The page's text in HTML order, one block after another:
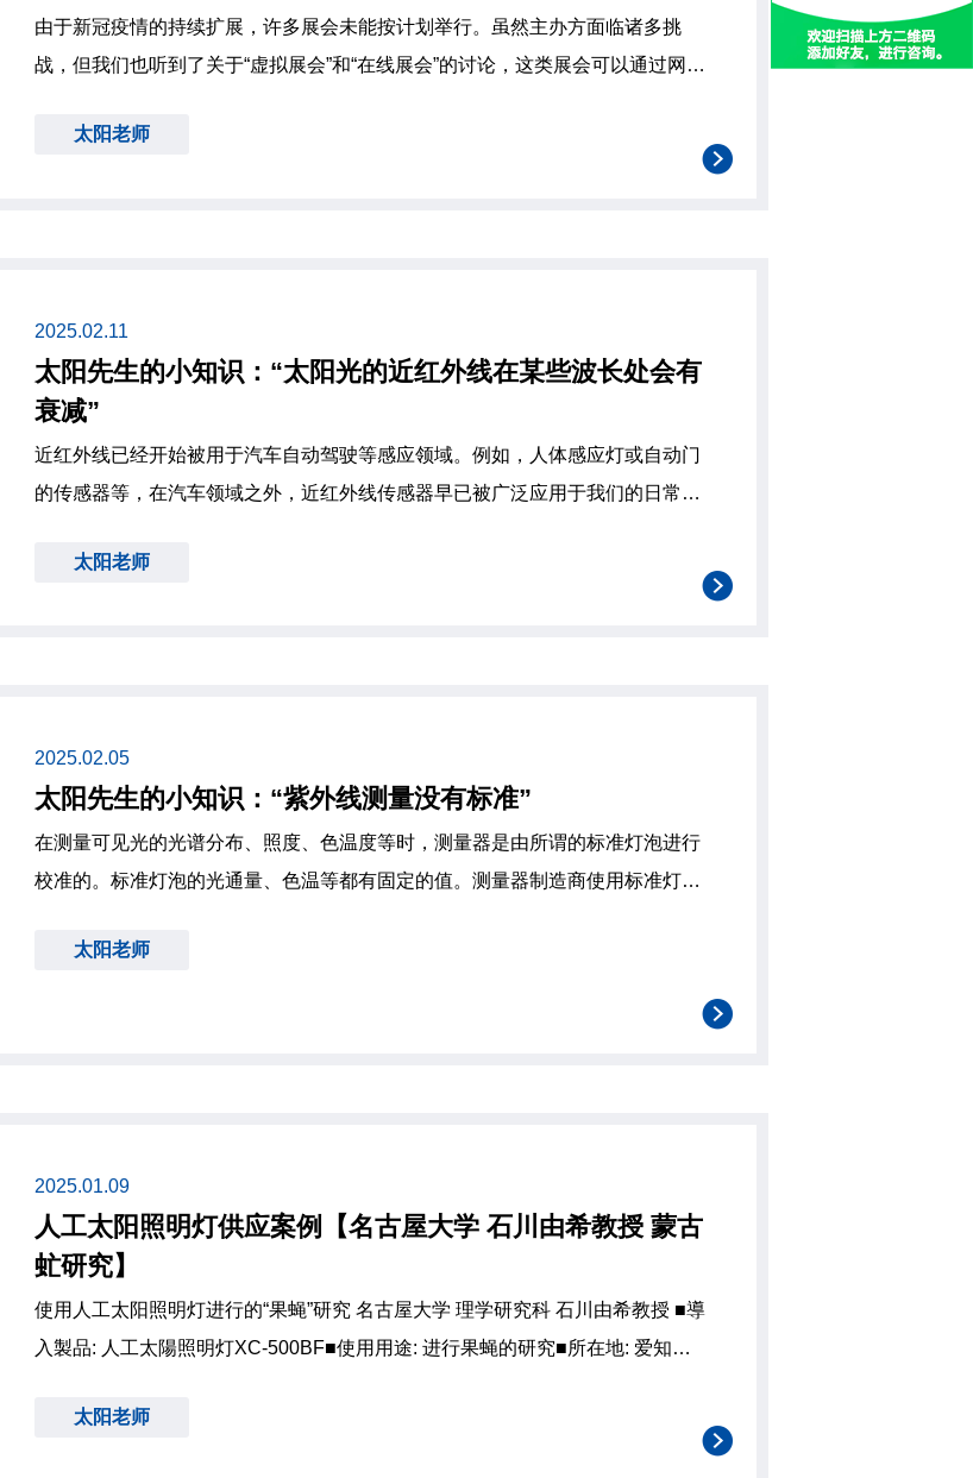
由于新冠疫情的持续扩展，许多展会未能按计划举行。虽然主办方面临诸多挑
战，但我们也听到了关于“虚拟展会”和“在线展会”的讨论，这类展会可以通过网络
的线下展会，虚拟展会在准备、布置和销售支持等方面能大大减少人工成本，而
太阳老师
2025.02.11
太阳先生的小知识：“太阳光的近红外线在某些波长处会有
衰减”
近红外线已经开始被用于汽车自动驾驶等感应领域。例如，人体感应灯或自动门
的传感器等，在汽车领域之外，近红外线传感器早已被广泛应用于我们的日常生
有越来越多的人咨询关于太阳光红外线影响的问题。 在这其中，使用在940纳米
太阳老师
2025.02.05
太阳先生的小知识：“紫外线测量没有标准”
在测量可见光的光谱分布、照度、色温度等时，测量器是由所谓的标准灯泡进行
校准的。标准灯泡的光通量、色温等都有固定的值。测量器制造商使用标准灯泡
值随时间而变化，因此定期将其送回制造商进行校准。而在此过程中，标准仍然
太阳老师
2025.01.09
人工太阳照明灯供应案例【名古屋大学 石川由希教授 蒙古
虻研究】
使用人工太阳照明灯进行的“果蝇”研究 名古屋大学 理学研究科 石川由希教授 ■導
入製品: 人工太陽照明灯XC-500BF■使用用途: 进行果蝇的研究■所在地: 爱知县
下： 石川先生自幼对动物和生物感兴趣，对生物的进化产生了浓厚的兴趣，因此太阳老师